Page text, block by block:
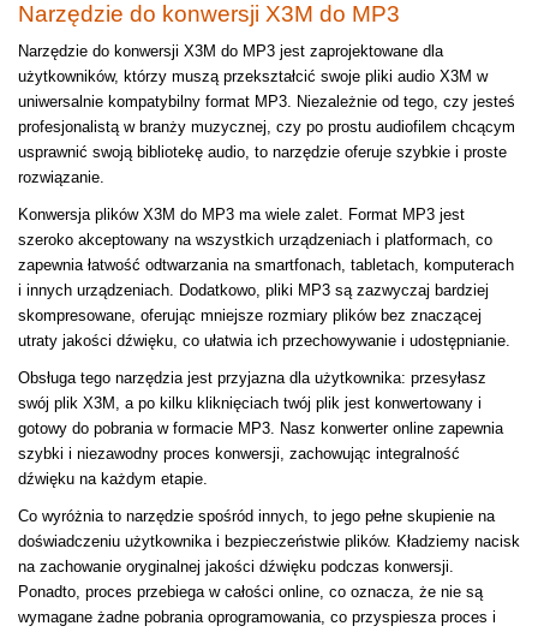
Narzędzie do konwersji X3M do MP3
Narzędzie do konwersji X3M do MP3 jest zaprojektowane dla
użytkowników, którzy muszą przekształcić swoje pliki audio X3M w
uniwersalnie kompatybilny format MP3. Niezależnie od tego, czy jesteś
profesjonalistą w branży muzycznej, czy po prostu audiofilem chcącym
usprawnić swoją bibliotekę audio, to narzędzie oferuje szybkie i proste
rozwiązanie.
Konwersja plików X3M do MP3 ma wiele zalet. Format MP3 jest
szeroko akceptowany na wszystkich urządzeniach i platformach, co
zapewnia łatwość odtwarzania na smartfonach, tabletach, komputerach
i innych urządzeniach. Dodatkowo, pliki MP3 są zazwyczaj bardziej
skompresowane, oferując mniejsze rozmiary plików bez znaczącej
utraty jakości dźwięku, co ułatwia ich przechowywanie i udostępnianie.
Obsługa tego narzędzia jest przyjazna dla użytkownika: przesyłasz
swój plik X3M, a po kilku kliknięciach twój plik jest konwertowany i
gotowy do pobrania w formacie MP3. Nasz konwerter online zapewnia
szybki i niezawodny proces konwersji, zachowując integralność
dźwięku na każdym etapie.
Co wyróżnia to narzędzie spośród innych, to jego pełne skupienie na
doświadczeniu użytkownika i bezpieczeństwie plików. Kładziemy nacisk
na zachowanie oryginalnej jakości dźwięku podczas konwersji.
Ponadto, proces przebiega w całości online, co oznacza, że nie są
wymagane żadne pobrania oprogramowania, co przyspiesza proces i